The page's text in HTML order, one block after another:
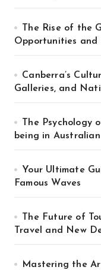
The Rise of the
Opportunities and
Canberra’s
Galleries, and
The Psychology
being in
Your Ultimate
Famous Waves
The Future of
Travel and New
Mastering the